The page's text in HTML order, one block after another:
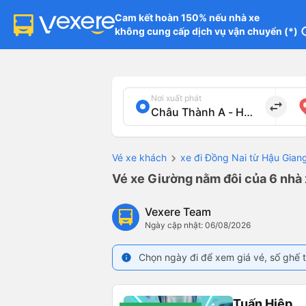
Cam kết hoàn 150% nếu nhà xe
không cung cấp dịch vụ vận chuyển (*)
Nơi xuất phát
import_export
Vé xe khách xe đi Đồng Nai từ Hậu
Vé xe Giường nằm đôi của 6
Vexere Team
Ngày cập nhật: 06/08/2026
info Chọn ngày đi để xem giá vé, số